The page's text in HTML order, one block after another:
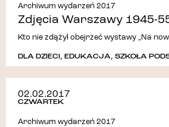
Archiwum wydarzeń 2017
Zdjęcia Warszawy 1945-
Kto nie zdążył obejrzeć wystawy „Na
DLA DZIECI, EDUKACJA, SZKOŁA
02.02.2017
CZWARTEK
Archiwum wydarzeń 2017